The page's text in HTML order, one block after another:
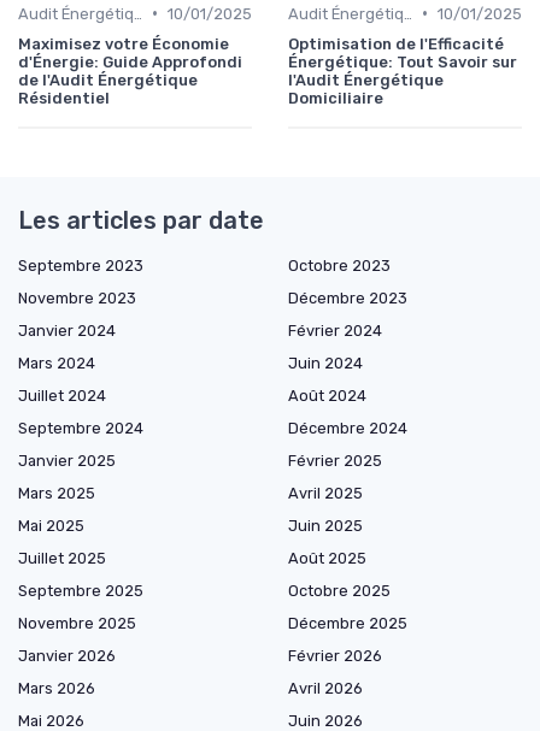
• 10/01/2025
Maximisez votre Économie
d'Énergie: Guide Approfondi
de l'Audit Énergétique
Résidentiel
• 10/01/2025
Optimisation de l'Efficacité
Énergétique: Tout Savoir sur
l'Audit Énergétique
Domiciliaire
Les articles par date
Septembre 2023
Octobre 2023
Novembre 2023
Décembre 2023
Janvier 2024
Février 2024
Mars 2024
Juin 2024
Juillet 2024
Août 2024
Septembre 2024
Décembre 2024
Janvier 2025
Février 2025
Mars 2025
Avril 2025
Mai 2025
Juin 2025
Juillet 2025
Août 2025
Septembre 2025
Octobre 2025
Novembre 2025
Décembre 2025
Janvier 2026
Février 2026
Mars 2026
Avril 2026
Mai 2026
Juin 2026